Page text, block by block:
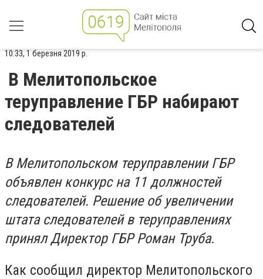
10:33, 1 березня 2019 р.
В Мелитопольское
теруправление ГБР набирают
следователей
В Мелитопольском теруправлении ГБР
объявлен конкурс на 11 должностей
следователей. Решение об увеличении
штата следователей в теруправлениях
принял Директор ГБР Роман Труба.
Как сообщил директор Мелитопольского